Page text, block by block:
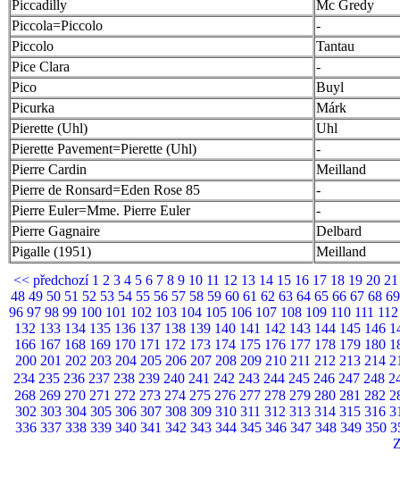
Piccadilly
Mc Gredy
Piccola=Piccolo
-
Piccolo
Tantau
Pice Clara
-
Pico
Buyl
Picurka
Márk
Pierette (Uhl)
Uhl
Pierette Pavement=Pierette (Uhl)
-
Pierre Cardin
Meilland
Pierre de Ronsard=Eden Rose 85
-
Pierre Euler=Mme. Pierre Euler
-
Pierre Gagnaire
Delbard
Pigalle (1951)
Meilland
<< předchozí 1 2 3 4 5 6 7 8 9 10 11 12 13 14 15 16 17 18 19 20
48 49 50 51 52 53 54 55 56 57 58 59 60 61 62 63 64 65 66 67 68
96 97 98 99 100 101 102 103 104 105 106 107 108 109 110 111
132 133 134 135 136 137 138 139 140 141 142 143 144 145 146
166 167 168 169 170 171 172 173 174 175 176 177 178 179 180
200 201 202 203 204 205 206 207 208 209 210 211 212 213 214
234 235 236 237 238 239 240 241 242 243 244 245 246 247 248
268 269 270 271 272 273 274 275 276 277 278 279 280 281 282
302 303 304 305 306 307 308 309 310 311 312 313 314 315 316
336 337 338 339 340 341 342 343 344 345 346 347 348 349 350